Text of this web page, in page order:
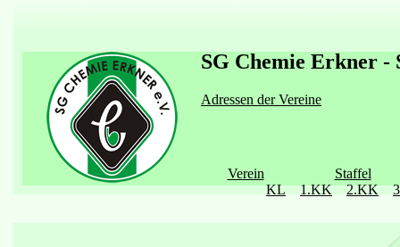
SG Chemie Erkner -
Adressen der Vereine
Verein
Staffel
KL
1.KK 2.KK